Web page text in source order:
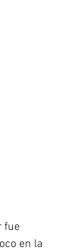
fue
en la